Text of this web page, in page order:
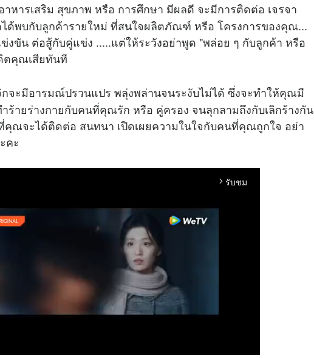
หารเสริม สุขภาพ หรือ การศึกษา มีผลดี จะมีการติดต่อ เจรจา
ได้พบกับลูกค้ารายใหม่ ที่สนใจผลิตภัณฑ์ หรือ โครงการของคุณ...
ขัน ต่อสู้กับคู่แข่ง .....แต่ให้ระวังอย่าพูด "พล่อย ๆ กับลูกค้า หรือ
ตคุณเสียทันที
จะมีอารมณ์ปรวนแปร พลุ่งพล่านจนระงับไม่ได้ ซึ่งจะทำให้คุณมี
ร้ายร่างกายกับคนที่คุณรัก หรือ คู่ครอง จนลุกลามถึงกับเลิกร้างกัน
คุณจะได้ติดต่อ สนทนา เปิดเผยความในใจกับคนที่คุณถูกใจ อย่า
คะ
arrow_forward_ios รับชม